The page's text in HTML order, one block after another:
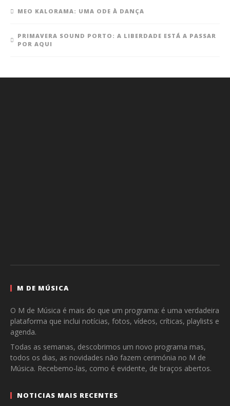
MEO KALORAMA: UMA ODE À DANÇA
PRIMAVERA SOUND PORTO: A LIBERDADE ESTÁ A PASSAR
POR AQUI
M DE MÚSICA
O M de Música é mais do que um programa: é uma verdadeira
plataforma que inclui notícias, fotos, vídeos, críticas, playlists e
agenda.
Todas as semanas, descobrimos um novo programa mas,
todos os dias, as novidades não fazem cerimónia no M de
Música. Recebemo-las, como é evidente, de braços abertos.
NOTICIAS MAIS RECENTES